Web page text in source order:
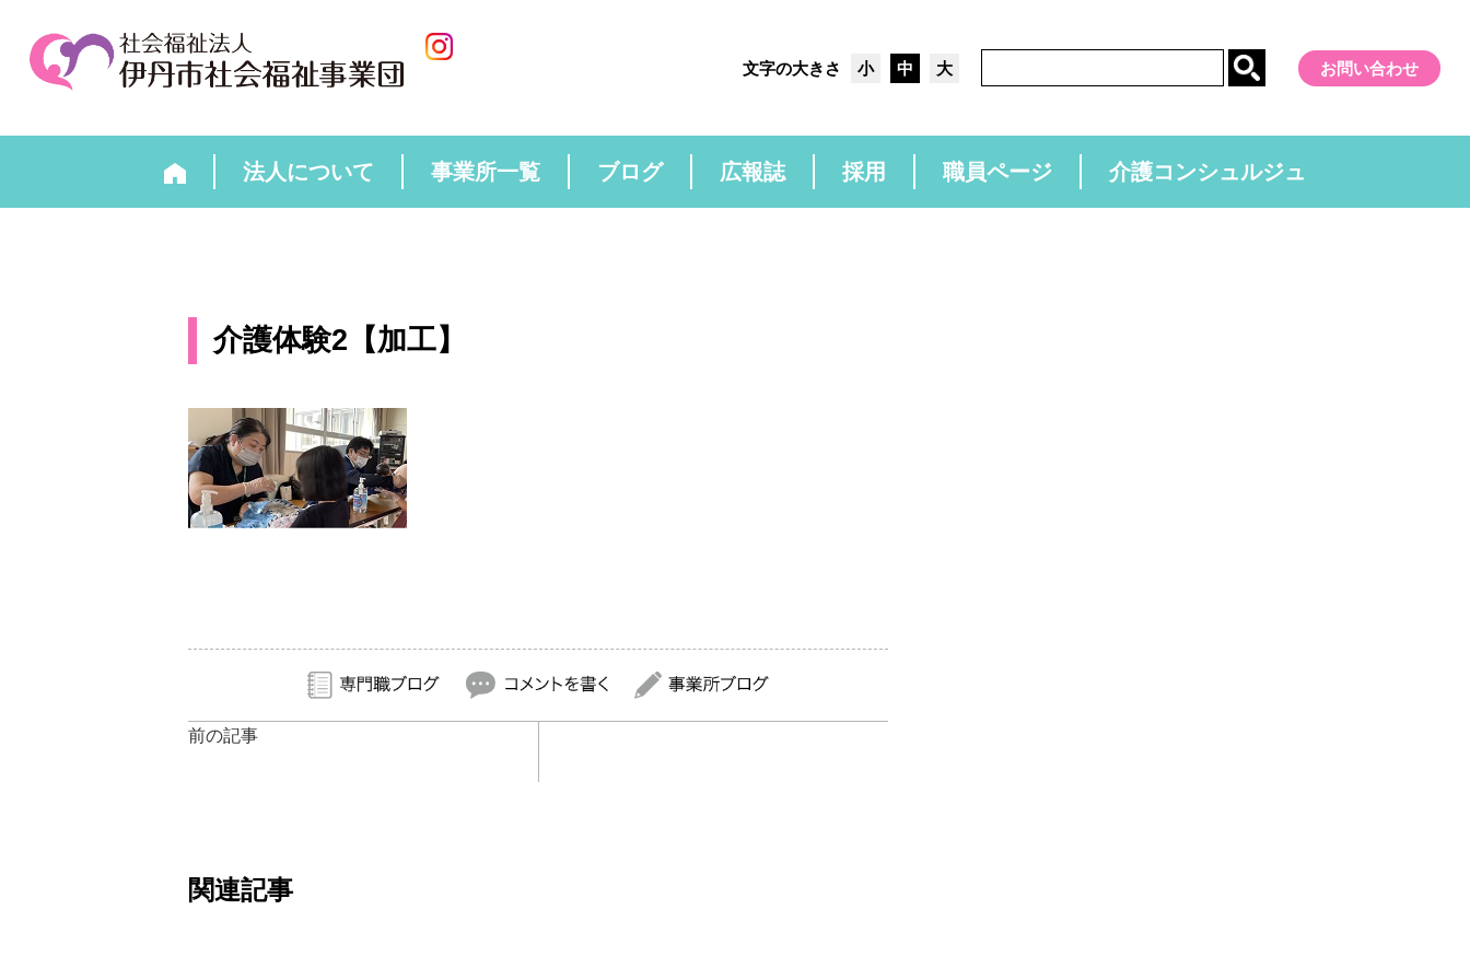
文字の大きさ 小 中 大 お問い合わせ
法人について 事業所一覧 ブログ 広報誌 採用 職員ページ 介護コンシュルジュ
介護体験2【加工】
前の記事
関連記事